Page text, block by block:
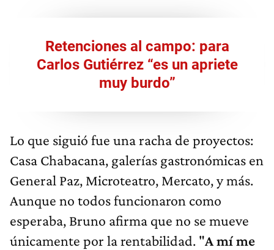
Retenciones al campo: para
Carlos Gutiérrez “es un apriete
muy burdo”
Lo que siguió fue una racha de proyectos:
Casa Chabacana, galerías gastronómicas en
General Paz, Microteatro, Mercato, y más.
Aunque no todos funcionaron como
esperaba, Bruno afirma que no se mueve
únicamente por la rentabilidad. "A mí me